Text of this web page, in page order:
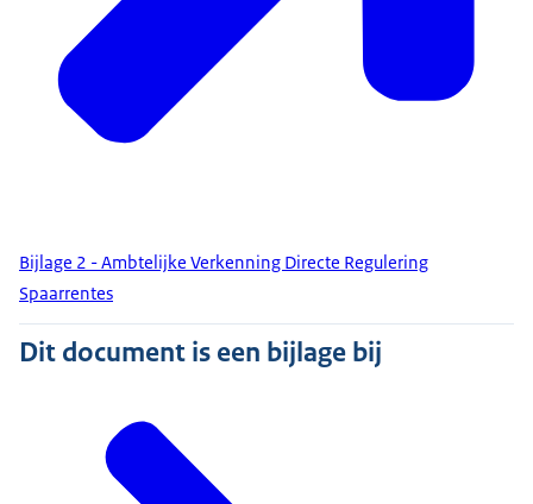
Bijlage 2 - Ambtelijke Verkenning Directe Regulering
Spaarrentes
Dit document is een bijlage bij